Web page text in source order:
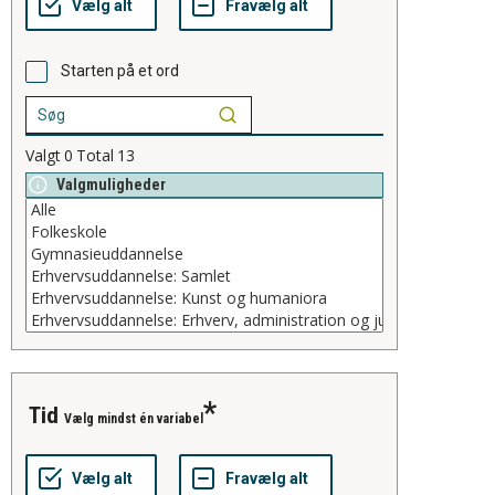
Starten på et ord
Valgt0 Total 13
Valgmuligheder
tid Vælg mindst én variabel